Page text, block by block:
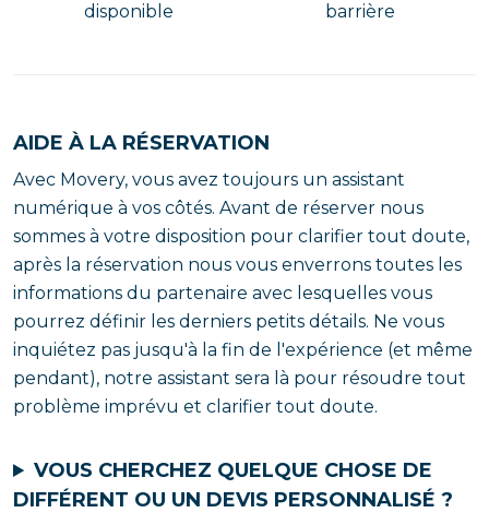
disponible
barrière
AIDE À LA RÉSERVATION
Avec Movery, vous avez toujours un assistant
numérique à vos côtés. Avant de réserver nous
sommes à votre disposition pour clarifier tout doute,
après la réservation nous vous enverrons toutes les
informations du partenaire avec lesquelles vous
pourrez définir les derniers petits détails. Ne vous
inquiétez pas jusqu'à la fin de l'expérience (et même
pendant), notre assistant sera là pour résoudre tout
problème imprévu et clarifier tout doute.
VOUS CHERCHEZ QUELQUE CHOSE DE
DIFFÉRENT OU UN DEVIS PERSONNALISÉ ?